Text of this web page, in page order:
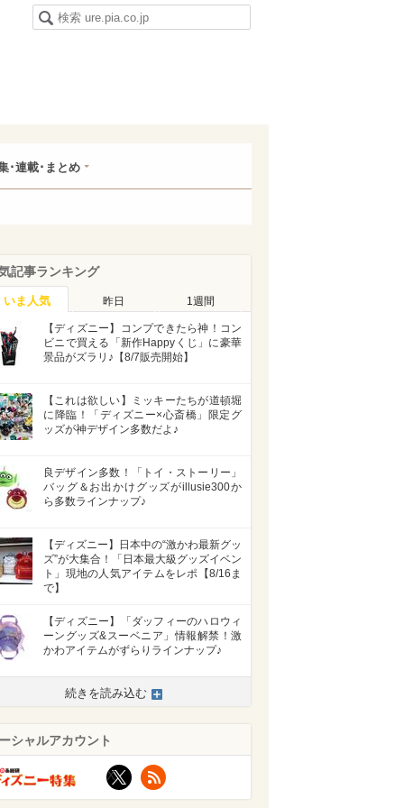
･連載･まとめ
記事ランキング
いま人気 昨日 1週間
【ディズニー】コンプできたら神！コン
ビニで買える「新作Happyくじ」に豪華
景品がズラリ♪【8/7販売開始】
【これは欲しい】ミッキーたちが道頓堀
に降臨！「ディズニー×心斎橋」限定グ
ッズが神デザイン多数だよ♪
良デザイン多数！「トイ・ストーリー」
バッグ＆お出かけグッズがillusie300か
ら多数ラインナップ♪
【ディズニー】日本中の“激かわ最新グッ
ズ”が大集合！「日本最大級グッズイベン
ト」現地の人気アイテムをレポ【8/16ま
で】
【ディズニー】「ダッフィーのハロウィ
ーングッズ&スーベニア」情報解禁！激
かわアイテムがずらりラインナップ♪
続きを読み込む
シャルアカウント
X